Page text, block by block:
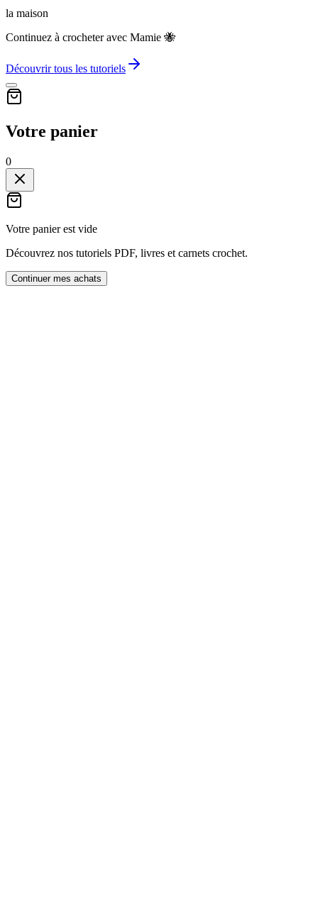
la maison
Continuez à crocheter avec Mamie 🐝
Découvrir tous les tutoriels
Votre panier
0
Votre panier est vide
Découvrez nos tutoriels PDF, livres et carnets crochet.
Continuer mes achats